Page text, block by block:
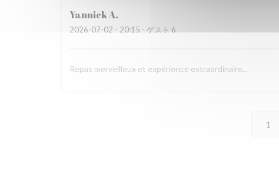
YannickA
2026-07-02 - 20:15 - ゲスト 6
Repas merveilleux et expérience extraordinaire...
1